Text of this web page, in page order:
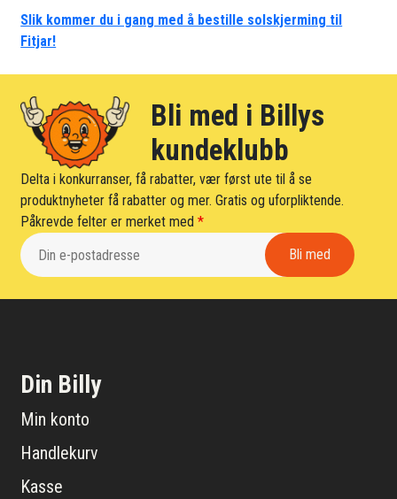
Slik kommer du i gang med å bestille solskjerming til
Fitjar!
Bli med i Billys
kundeklubb
Delta i konkurranser, få rabatter, vær først ute til å se
produktnyheter få rabatter og mer. Gratis og uforpliktende.
Påkrevde felter er merket med*
Din Billy
Min konto
Handlekurv
Kasse